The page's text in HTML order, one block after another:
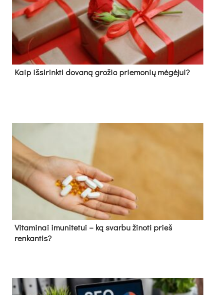
Kaip išsirinkti dovaną grožio priemonių mėgėjui?
Vitaminai imunitetui – ką svarbu žinoti prieš
renkantis?